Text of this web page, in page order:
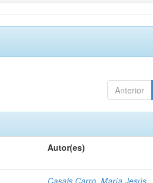
Anterior
Autor(es)
Casals Carro, María Jesús